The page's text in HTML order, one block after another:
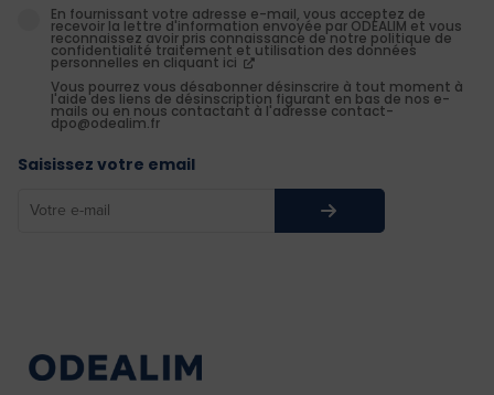
En fournissant votre adresse e-mail, vous acceptez de
recevoir la lettre d'information envoyée par ODEALIM et vous
reconnaissez avoir pris connaissance de notre politique de
confidentialité traitement et utilisation des données
personnelles en cliquant ici
Vous pourrez vous désabonner désinscrire à tout moment à
l'aide des liens de désinscription figurant en bas de nos e-
mails ou en nous contactant à l'adresse contact-
dpo@odealim.fr
Saisissez votre email